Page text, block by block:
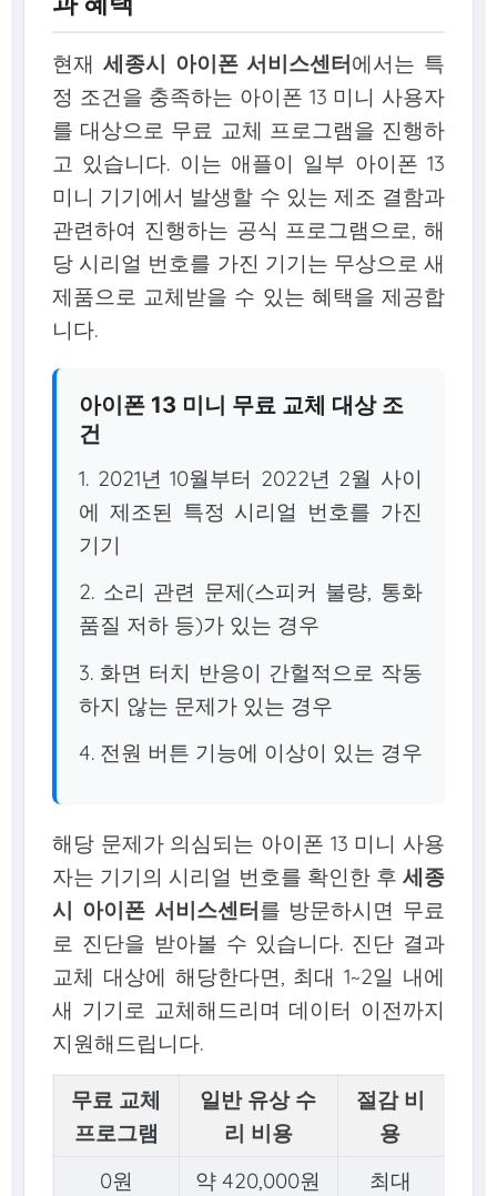
현재 세종시 아이폰 서비스센터에서는 특
정 조건을 충족하는 아이폰 13 미니 사용자
를 대상으로 무료 교체 프로그램을 진행하
고 있습니다. 이는 애플이 일부 아이폰 13
미니 기기에서 발생할 수 있는 제조 결함과
관련하여 진행하는 공식 프로그램으로, 해
당 시리얼 번호를 가진 기기는 무상으로 새
제품으로 교체받을 수 있는 혜택을 제공합
니다.
아이폰 13 미니 무료 교체 대상 조
건
1. 2021년 10월부터 2022년 2월 사이
에 제조된 특정 시리얼 번호를 가진
기기
2. 소리 관련 문제(스피커 불량, 통화
품질 저하 등)가 있는 경우
3. 화면 터치 반응이 간헐적으로 작동
하지 않는 문제가 있는 경우
4. 전원 버튼 기능에 이상이 있는 경우
해당 문제가 의심되는 아이폰 13 미니 사용
자는 기기의 시리얼 번호를 확인한 후세종
시 아이폰 서비스센터를 방문하시면 무료
로 진단을 받아볼 수 있습니다. 진단 결과
교체 대상에 해당한다면, 최대 1~2일 내에
새 기기로 교체해드리며 데이터 이전까지
지원해드립니다.
무료 교체
프로그램
일반 유상 수
리 비용
절감 비
용
0원
약 420,000원
최대